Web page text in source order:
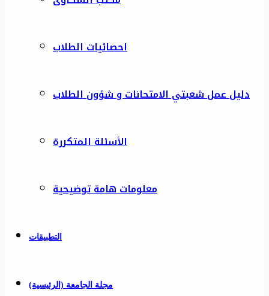
احصائيات الطلاب
دليل عمل شعبتي الامتحانات و شؤون الطلاب
الأسئلة المتكررة
معلومات هامة توضيحية
التطبيقات
مجلة الجامعة (الرئيسية)